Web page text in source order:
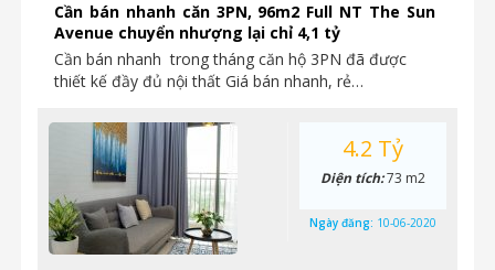
Cần bán nhanh căn 3PN, 96m2 Full NT The Sun
Avenue chuyển nhượng lại chỉ 4,1 tỷ
Cần bán nhanh trong tháng căn hộ 3PN đã được
thiết kế đầy đủ nội thất Giá bán nhanh, rẻ…
4.2 Tỷ
Diện tích:73 m2
Ngày đăng: 10-06-2020